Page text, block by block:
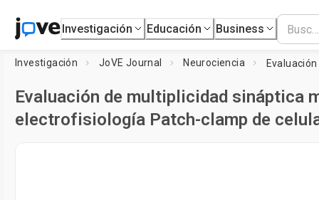
Investigación Educación Business
Investigación JoVE Journal Neurociencia
Evaluación de multiplicidad sináptica
electrofisiología Patch-clamp de